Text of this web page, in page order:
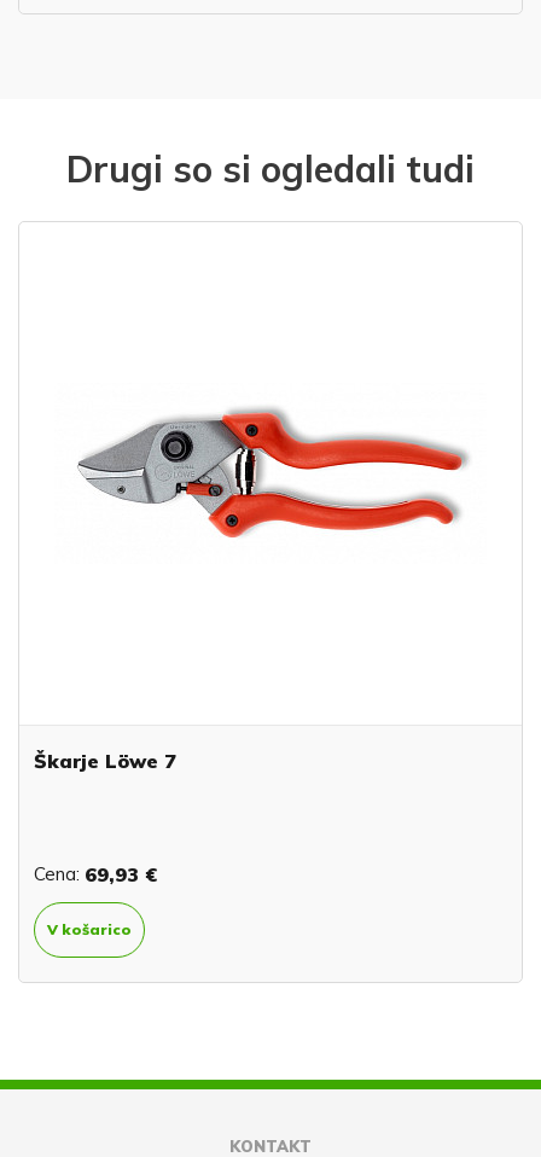
Drugi so si ogledali tudi
Škarje Löwe 7
Cena: 69,93 €
V košarico
KONTAKT